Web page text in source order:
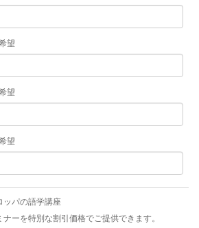
望
望
望
ッパの語学講座
ナーを特別な割引価格でご提供できます。